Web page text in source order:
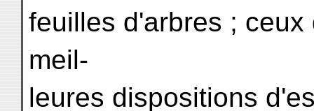
feuilles d'arbres ;
meil-
leures dispositions